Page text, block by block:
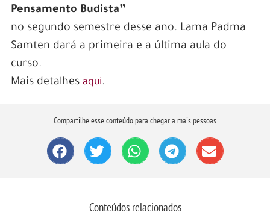
Pensamento Budista”
no segundo semestre desse ano. Lama Padma
Samten dará a primeira e a última aula do
curso.
Mais detalhes aqui.
Compartilhe esse conteúdo para chegar a mais pessoas
Conteúdos relacionados